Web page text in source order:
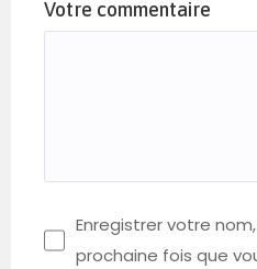
Votre commentaire
Enregistrer votre
prochaine fois que